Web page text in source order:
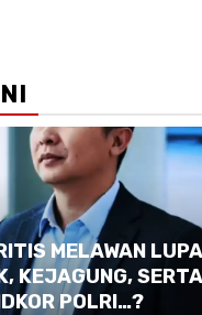
di Tengah Krisis:
Daya Alam dan
Tak Kreatif